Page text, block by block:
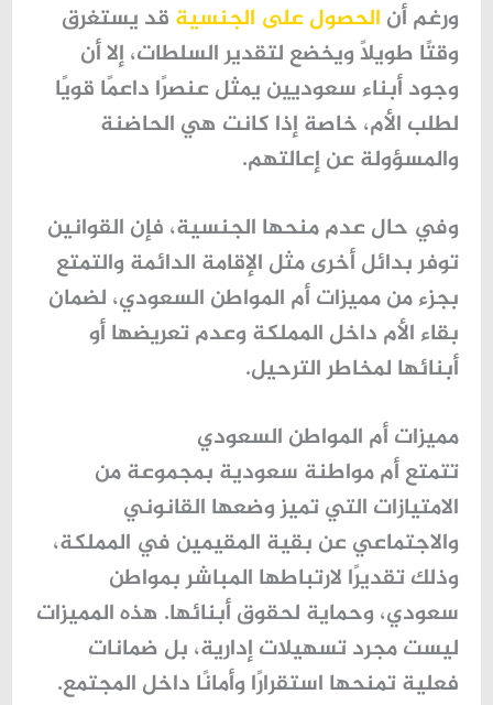
ورغم أن الحصول على الجنسية قد يستغرق
وقتًا طويلًا ويخضع لتقدير السلطات، إلا أن
وجود أبناء سعوديين يمثل عنصرًا داعمًا قويًا
لطلب الأم، خاصة إذا كانت هي الحاضنة
والمسؤولة عن إعالتهم.
وفي حال عدم منحها الجنسية، فإن القوانين
توفر بدائل أخرى مثل الإقامة الدائمة والتمتع
بجزء منمميزات أم المواطن السعودي، لضمان
بقاء الأم داخل المملكة وعدم تعريضها أو
أبنائها لمخاطر الترحيل.
مميزات أم المواطن السعودي
تتمتعأم مواطنة سعودية بمجموعة من
الامتيازات التي تميز وضعها القانوني
والاجتماعي عن بقية المقيمين في المملكة،
وذلك تقديرًا لارتباطها المباشر بمواطن
سعودي، وحماية لحقوق أبنائها. هذه المميزات
ليست مجرد تسهيلات إدارية، بل ضمانات
فعلية تمنحها استقرارًا وأمانًا داخل المجتمع.